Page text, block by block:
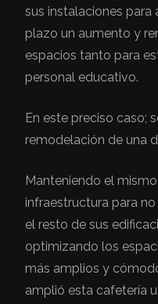
sus instalaciones
plazo un aumento y
espacios tanto para
personal educativo.
En este preciso caso;
remodelación de una
Manteniendo el
infraestructura para
el resto de sus
optimizando los
más amplios y
amplió esta cafetería